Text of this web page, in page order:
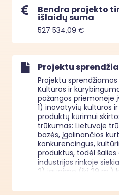
Bendra projekto
išlaidų suma
527 534,09 €
Projektu
Projektu
Kultūros ir
pažangos priemonėje
1) inovatyvių kultūros
produktų kūrimui
trūkumas: Lietuvoje
bazės, įgalinančios
konkurencingus,
produktus, todėl
industrijos rinkoje
2) jaunimo (iki 29 m.)
nors jaunuoliai įgyja
realios patirties KKI